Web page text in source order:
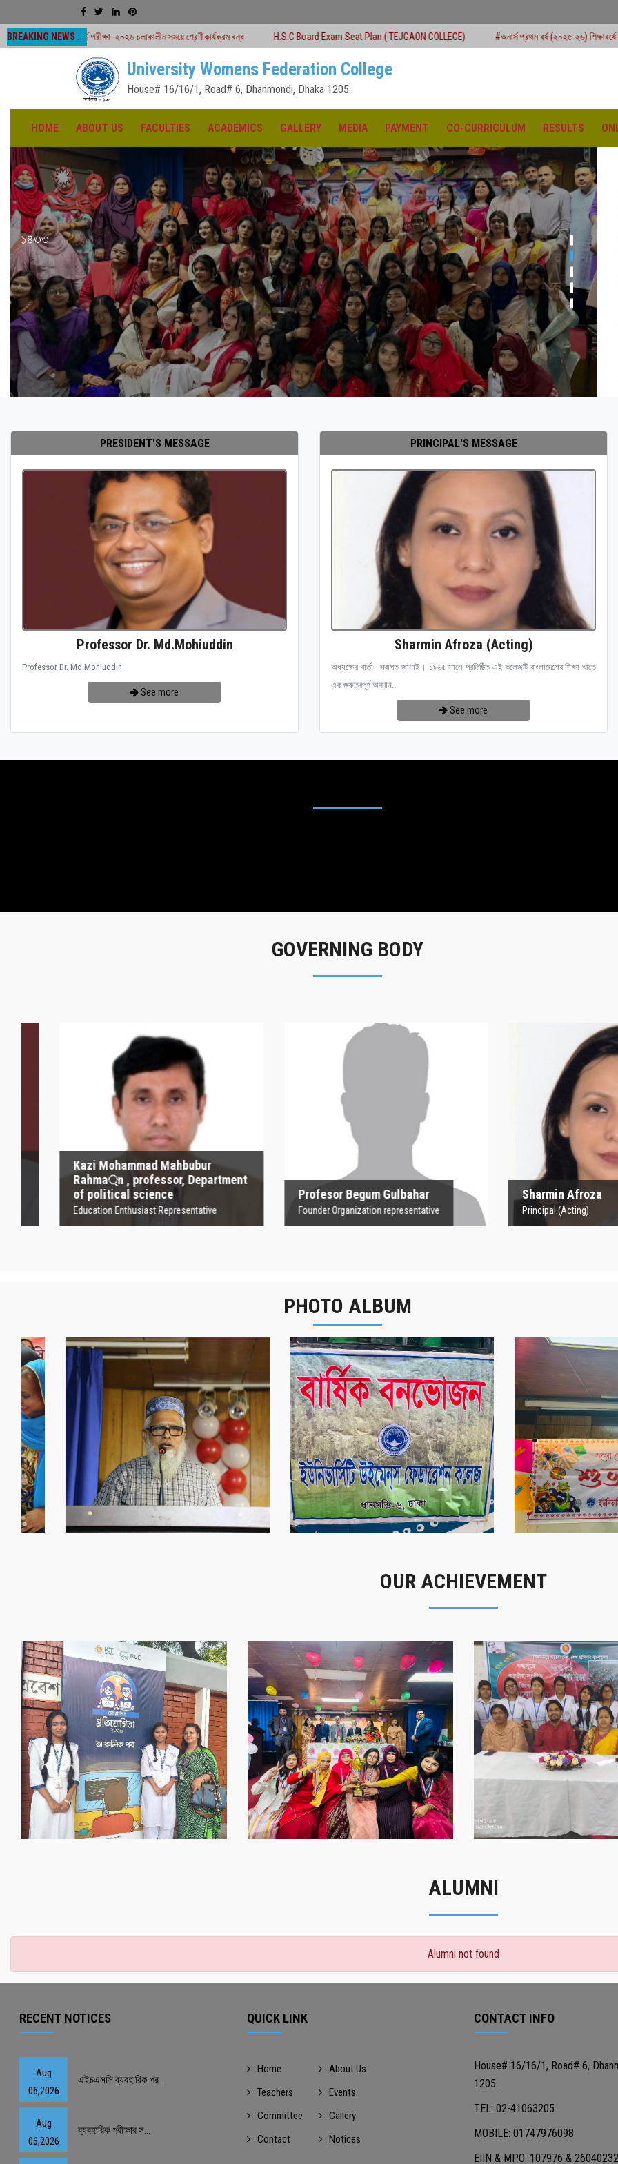
BREAKING NEWS :
পরীক্ষা -২০২৬ চলাকালীন সময়ে শ্রেণীকার্যক্রম বন্ধ H.S.C Board Exam Seat Plan ( TEJGAON COLLEGE) #অনার্স প্রথম বর্ষ (২০২৫-২৬) শিক্ষাবর্ষে ২য় মেধাতালিকায় ভর্তি
University Womens Federation College
House# 16/16/1, Road# 6, Dhanmondi, Dhaka 1205.
HOME ABOUT US FACULTIES ACADEMICS GALLERY MEDIA PAYMENT CO-CURRICULUM RESULTS
১৪৩৩
PRESIDENT'S MESSAGE
Professor Dr. Md.Mohiuddin
Professor Dr. Md.Mohiuddin
See more
PRINCIPAL'S MESSAGE
Sharmin Afroza (Acting)
অধ্যক্ষের বার্তা স্বাগত জানাই। ১৯৬৫ সালে প্রতিষ্ঠিত এই কলেজটি বাংলাদেশের শিক্ষা খাতে
এক গুরুত্বপূর্ণ অবদান...
See more
GOVERNING BODY
Kazi Mohammad Mahbubur
Rahma্‌n , professor, Department
of political science
Education Enthusiast Representative
Kazi Mohammad
Mahbubur Rahma্‌n ,
professor, Department
of political science
Education Enthusiast Representative
Profesor Begum Gulbahar
Founder Organization representative
Profesor Begum
Gulbahar
Founder Organization representative
Sharmin Afroza
Principal (Acting)
Sharmin
Principal (Acting)
PHOTO ALBUM
নবীনবরণ - ২০২৫ বার্ষিক বনভোজন ২০২৫ বাংলা নববর্ষ ১৪৩২
OUR ACHIEVEMENT
‌গৌর‌বের অর্জন
‌গৌর‌বের অর্জন
গৌরবের মুহূর্ত
গৌরবের মুহূর্ত
সাফল্যের স্মৃতি
সাফল্যের স্মৃতি
ALUMNI
Alumni not found
RECENT NOTICES
Aug
06,2026
এইচএসসি ব্যবহারিক পর...
Aug
06,2026
ব্যবহারিক পরীক্ষার স...
QUICK LINK
Home
About Us
Teachers
Events
Committee
Gallery
Contact
Notices
CONTACT INFO
House# 16/16/1, Road# 6,
1205.
TEL: 02-41063205
MOBILE: 01747976098
EIIN & MPO: 107976 &